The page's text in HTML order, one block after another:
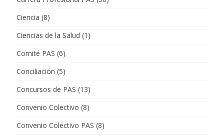
Ciencia (8)
Ciencias de la Salud (1)
Comité PAS (6)
Conciliación (5)
Concursos de PAS (13)
Convenio Colectivo (8)
Convenio Colectivo PAS (8)